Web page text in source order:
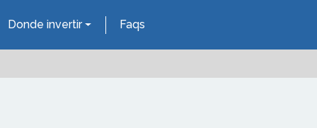
Donde invertir Faqs